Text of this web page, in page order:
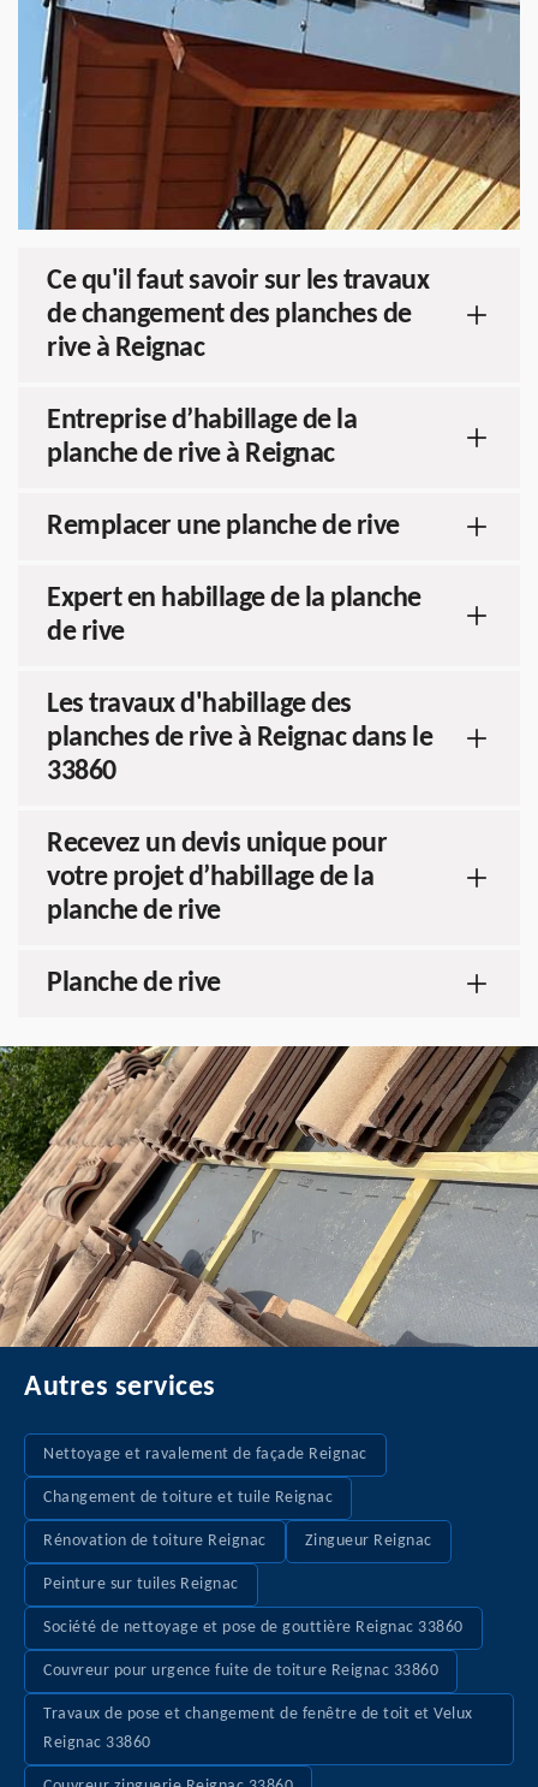
Ce qu'il faut savoir sur les travaux
de changement des planches de
rive à Reignac
Entreprise d’habillage de la
planche de rive à Reignac
Remplacer une planche de rive
Expert en habillage de la planche
de rive
Les travaux d'habillage des
planches de rive à Reignac dans le
33860
Recevez un devis unique pour
votre projet d’habillage de la
planche de rive
Planche de rive
Autres services
Nettoyage et ravalement de façade Reignac
Changement de toiture et tuile Reignac
Rénovation de toiture Reignac Zingueur Reignac
Peinture sur tuiles Reignac
Société de nettoyage et pose de gouttière Reignac 33860
Couvreur pour urgence fuite de toiture Reignac 33860
Travaux de pose et changement de fenêtre de toit et Velux
Reignac 33860